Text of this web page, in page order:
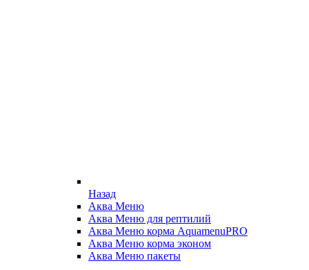
Назад
Аква Меню
Аква Меню для рептилий
Аква Меню корма AquamenuPRO
Аква Меню корма эконом
Аква Меню пакеты